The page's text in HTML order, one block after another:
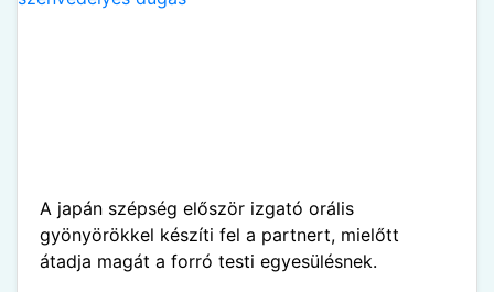
A japán szépség először izgató orális
gyönyörökkel készíti fel a partnert, mielőtt
átadja magát a forró testi egyesülésnek.